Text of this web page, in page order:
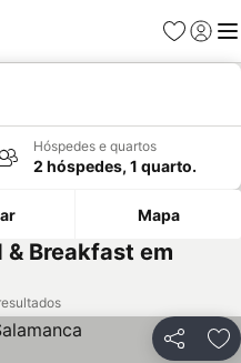
Favoritos
Iniciar
Hóspedes e quartos
2 hóspedes, 1 quarto.
Mapa
& Breakfast em
Partilhar